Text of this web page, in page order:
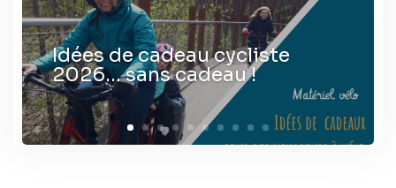
Idées de cadeau cycliste
2026… sans cadeau !